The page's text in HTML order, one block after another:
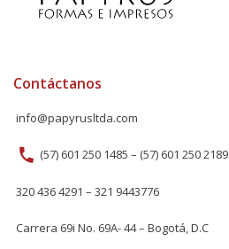
Contáctanos
info@papyrusltda.com
(57) 601 250 1485 – (57) 601 250 2189
320 436 4291 – 321 9443776
Carrera 69i No. 69A- 44 – Bogotá, D.C